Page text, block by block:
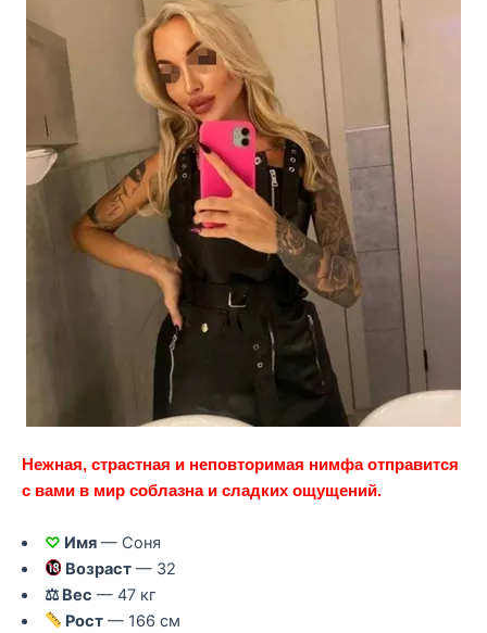
Нежная, страстная и неповторимая нимфа отправится
с вами в мир соблазна и сладких ощущений.
♡ Имя— Соня
Возраст — 32
⚖ Вес — 47 кг
Рост — 166 см